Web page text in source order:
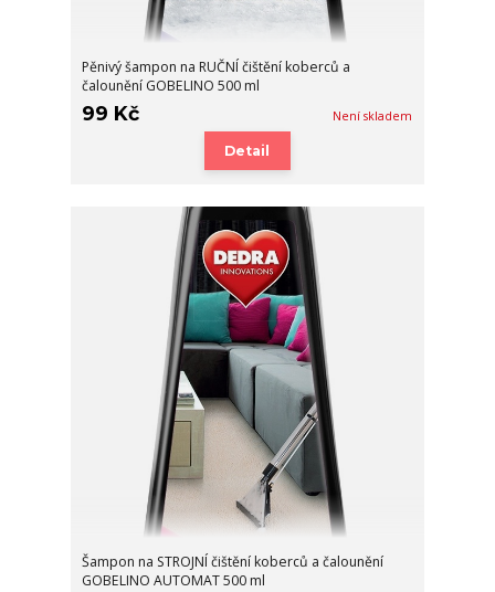
Pěnivý šampon na RUČNÍ čištění koberců a
čalounění GOBELINO 500 ml
99 Kč Není skladem
Detail
Šampon na STROJNÍ čištění koberců a čalounění
GOBELINO AUTOMAT 500 ml